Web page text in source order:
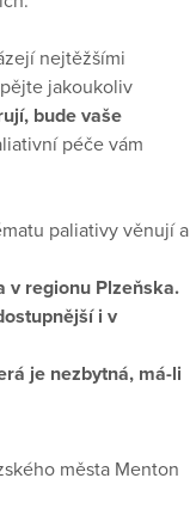
nejtěžšími
jakoukoliv
bude vaše
péče vám
paliativy věnují a
v regionu Plzeňska.
i v
je nezbytná, má-li
města Menton